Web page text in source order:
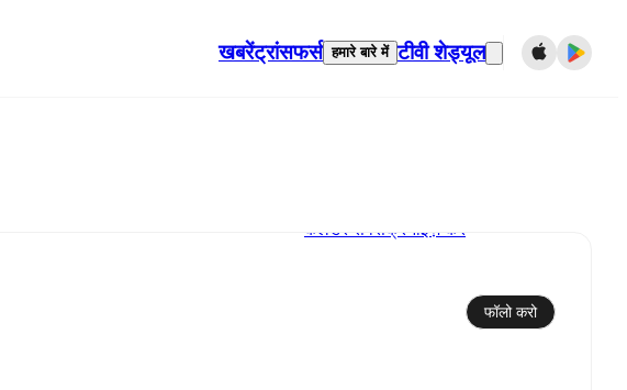
खबरेंट्रांसफर्स हमारे बारे में टीवी शेड्यूल
कैलेंडर से सिंक्रनाइज़ करें
फॉलो करो